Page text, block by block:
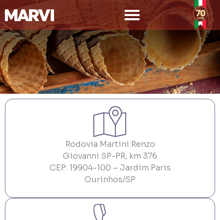
FALE CONOSCO
Rodovia Martini Renzo
Giovanni SP-PR, km 376
CEP: 19904-100 – Jardim Paris
Ourinhos/SP